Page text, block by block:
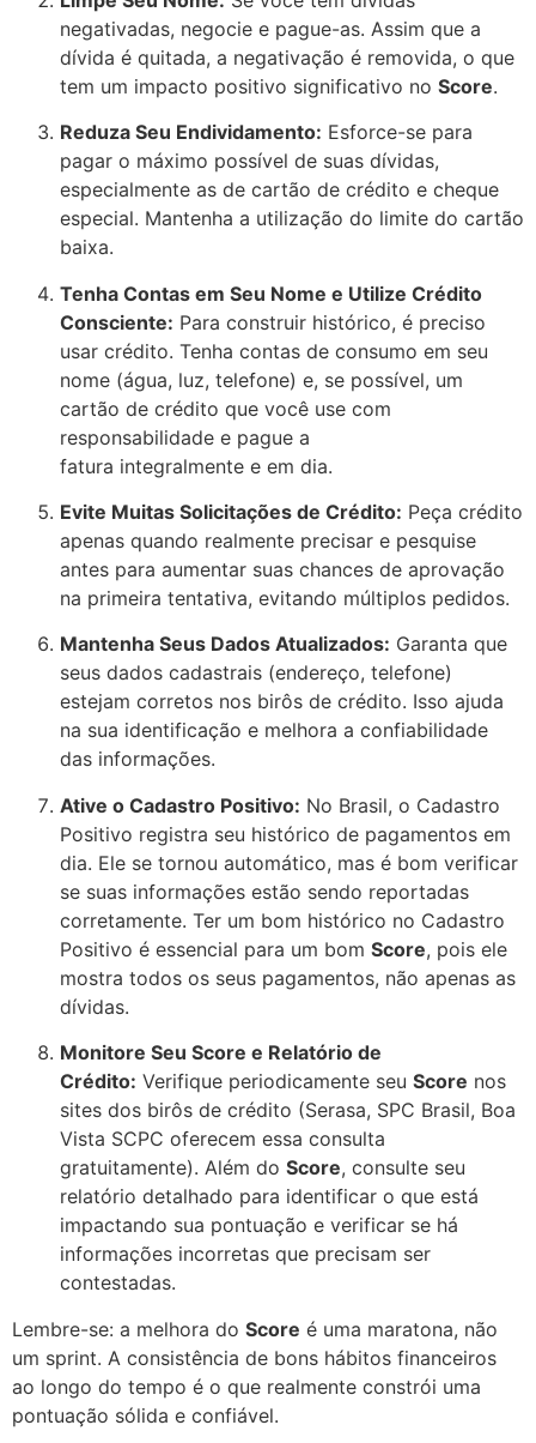
negativadas, negocie e pague-as. Assim que a
dívida é quitada, a negativação é removida, o que
tem um impacto positivo significativo no Score.
Reduza Seu Endividamento: Esforce-se para
pagar o máximo possível de suas dívidas,
especialmente as de cartão de crédito e cheque
especial. Mantenha a utilização do limite do cartão
baixa.
Tenha Contas em Seu Nome e Utilize Crédito
Consciente: Para construir histórico, é preciso
usar crédito. Tenha contas de consumo em seu
nome (água, luz, telefone) e, se possível, um
cartão de crédito que você use com
responsabilidade e pague a
fatura integralmente e em dia.
Evite Muitas Solicitações de Crédito: Peça crédito
apenas quando realmente precisar e pesquise
antes para aumentar suas chances de aprovação
na primeira tentativa, evitando múltiplos pedidos.
Mantenha Seus Dados Atualizados: Garanta que
seus dados cadastrais (endereço, telefone)
estejam corretos nos birôs de crédito. Isso ajuda
na sua identificação e melhora a confiabilidade
das informações.
Ative o Cadastro Positivo: No Brasil, o Cadastro
Positivo registra seu histórico de pagamentos em
dia. Ele se tornou automático, mas é bom verificar
se suas informações estão sendo reportadas
corretamente. Ter um bom histórico no Cadastro
Positivo é essencial para um bom Score, pois ele
mostra todos os seus pagamentos, não apenas as
dívidas.
Monitore Seu Score e Relatório de
Crédito: Verifique periodicamente seu Score nos
sites dos birôs de crédito (Serasa, SPC Brasil, Boa
Vista SCPC oferecem essa consulta
gratuitamente). Além do Score, consulte seu
relatório detalhado para identificar o que está
impactando sua pontuação e verificar se há
informações incorretas que precisam ser
contestadas.
Lembre-se: a melhora do Score é uma maratona, não
um sprint. A consistência de bons hábitos financeiros
ao longo do tempo é o que realmente constrói uma
pontuação sólida e confiável.